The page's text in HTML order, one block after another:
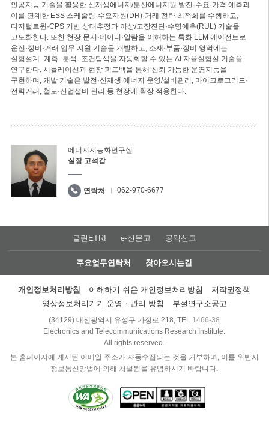
인공지능 기술을 활용한 신재생에너지/분산에너지원 발전·수요·가격 예측과
이를 연계한 ESS 스케줄링·수요자원(DR)·거래 전략 최적화를 수행하고,
디지털트윈·CPS 기반 상태추정과 이상/고장진단·수명예측(RUL) 기술을
고도화한다. 또한 현장 문서·데이터·알람을 이해하는 특화 LLM 에이전트로
운전·정비·거래 업무 지원 기술을 개발하고, 소재·부품·장비 영역에는
실험설계–계측–분석–조건탐색을 자동화할 수 있는 AI 자율실험실 기술을
연구한다. 시뮬레이션과 현장 피드백을 통해 신뢰 가능한 운영지능을
구현하며, 개발 기술은 발전·신재생 에너지 운영/설비관리, 마이크로그리드·
전력거래, 철도·산업설비 관리 등 현장에 확장 적용한다.
에너지지능화연구실
실장 고석갑
연락처 062-970-6677
클린ETRI e-신문고 공익신고
주요업무연락처 찾아오시는길
개인정보처리방침 이해하기 쉬운 개인정보처리방침
저작권정책
영상정보처리기기 운영ㆍ관리 방침
부설연구소공고
(34129) 대전광역시 유성구 가정로 218, TEL 1466-38
Electronics and Telecommunications Research Institute.
All rights reserved.
본 홈페이지에 게시된 이메일 주소가 자동수집되는 것을 거부하며, 이를 위반시
정보통신망법에 의해 처벌됨을 유념하시기 바랍니다.